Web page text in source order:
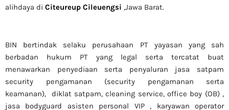
alihdaya di Citeureup Cileuengsi ,Jawa Barat.
BIN bertindak selaku perusahaan PT yayasan yang sah
berbadan hukum PT yang legal serta tercatat buat
menawarkan penyediaan serta penyaluran jasa satpam
security pengamanan (security pengamanan serta
keamanan), diklat satpam,cleaning service,office boy (OB) ,
jasa bodyguard asisten personal VIP , karyawan operator